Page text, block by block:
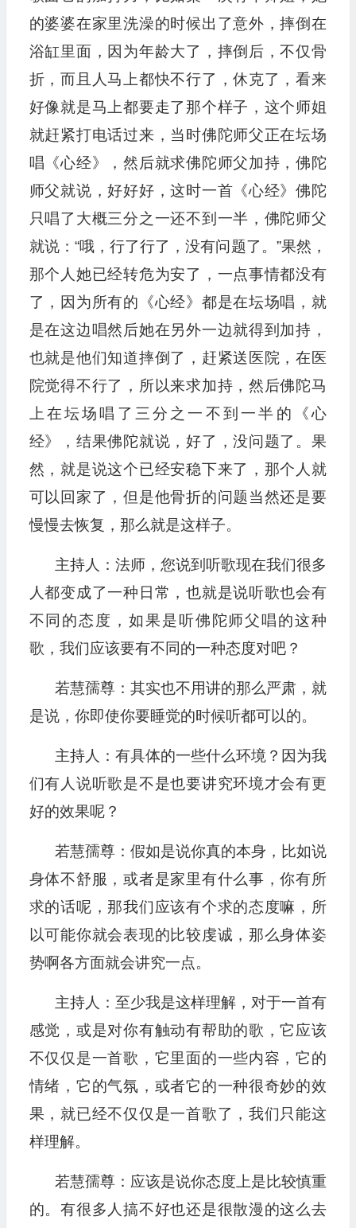
的婆婆在家里洗澡的时候出了意外，摔倒在
浴缸里面，因为年龄大了，摔倒后，不仅骨
折，而且人马上都快不行了，休克了，看来
好像就是马上都要走了那个样子，这个师姐
就赶紧打电话过来，当时佛陀师父正在坛场
唱《心经》，然后就求佛陀师父加持，佛陀
师父就说，好好好，这时一首《心经》佛陀
只唱了大概三分之一还不到一半，佛陀师父
就说：“哦，行了行了，没有问题了。”果然，
那个人她已经转危为安了，一点事情都没有
了，因为所有的《心经》都是在坛场唱，就
是在这边唱然后她在另外一边就得到加持，
也就是他们知道摔倒了，赶紧送医院，在医
院觉得不行了，所以来求加持，然后佛陀马
上在坛场唱了三分之一不到一半的《心
经》，结果佛陀就说，好了，没问题了。果
然，就是说这个已经安稳下来了，那个人就
可以回家了，但是他骨折的问题当然还是要
慢慢去恢复，那么就是这样子。
主持人：法师，您说到听歌现在我们很多
人都变成了一种日常，也就是说听歌也会有
不同的态度，如果是听佛陀师父唱的这种
歌，我们应该要有不同的一种态度对吧？
若慧孺尊：其实也不用讲的那么严肃，就
是说，你即使你要睡觉的时候听都可以的。
主持人：有具体的一些什么环境？因为我
们有人说听歌是不是也要讲究环境才会有更
好的效果呢？
若慧孺尊：假如是说你真的本身，比如说
身体不舒服，或者是家里有什么事，你有所
求的话呢，那我们应该有个求的态度嘛，所
以可能你就会表现的比较虔诚，那么身体姿
势啊各方面就会讲究一点。
主持人：至少我是这样理解，对于一首有
感觉，或是对你有触动有帮助的歌，它应该
不仅仅是一首歌，它里面的一些内容，它的
情绪，它的气氛，或者它的一种很奇妙的效
果，就已经不仅仅是一首歌了，我们只能这
样理解。
若慧孺尊：应该是说你态度上是比较慎重
的。有很多人搞不好也还是很散漫的这么去